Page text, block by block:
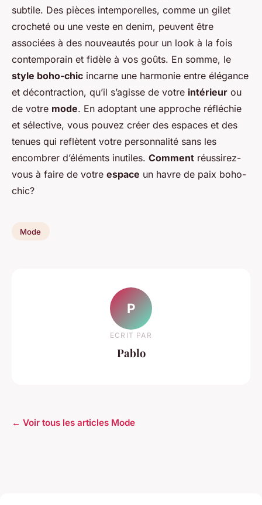
subtile. Des pièces intemporelles, comme un gilet
crocheté ou une veste en denim, peuvent être
associées à des nouveautés pour un look à la fois
contemporain et fidèle à vos goûts. En somme, le
style boho-chic incarne une harmonie entre élégance
et décontraction, qu’il s’agisse de votre intérieur ou
de votre mode. En adoptant une approche réfléchie
et sélective, vous pouvez créer des espaces et des
tenues qui reflètent votre personnalité sans les
encombrer d’éléments inutiles. Comment réussirez-
vous à faire de votre espace un havre de paix boho-
chic?
Mode
P
ECRIT PAR
Pablo
← Voir tous les articles Mode